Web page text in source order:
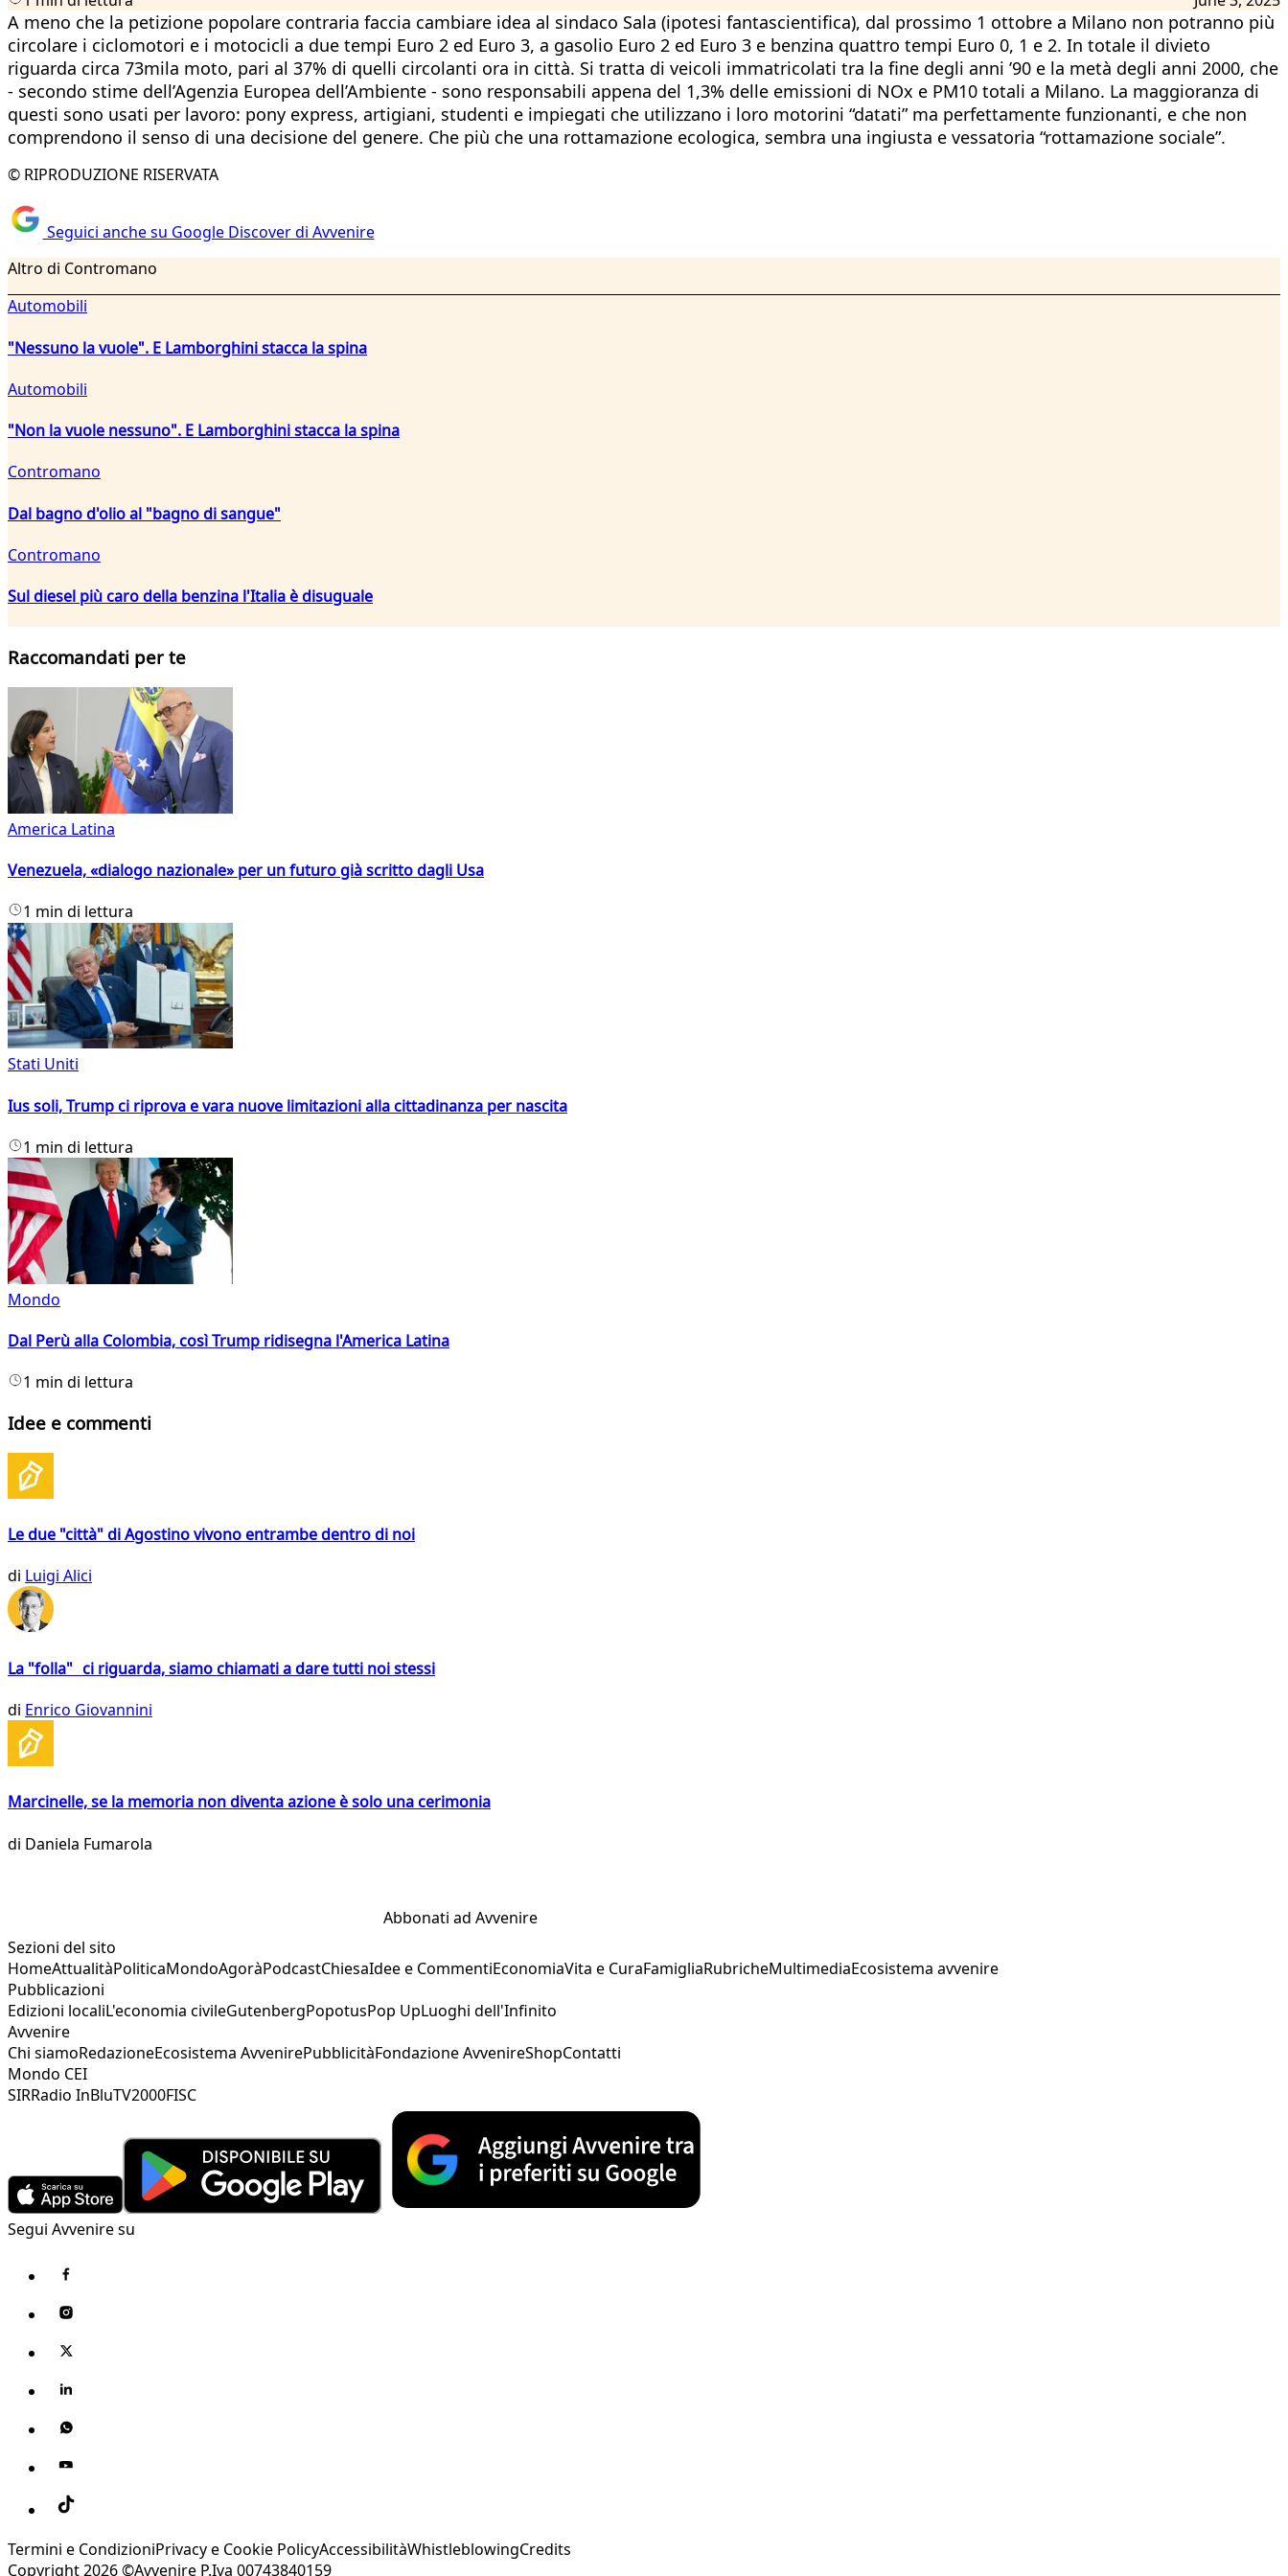
A meno che la petizione popolare contraria faccia cambiare idea al sindaco Sala (ipotesi fantascientifica), dal prossimo 1 ottobre a Milano non potranno più
circolare i ciclomotori e i motocicli a due tempi Euro 2 ed Euro 3, a gasolio Euro 2 ed Euro 3 e benzina quattro tempi Euro 0, 1 e 2. In totale il divieto
riguarda circa 73mila moto, pari al 37% di quelli circolanti ora in città. Si tratta di veicoli immatricolati tra la fine degli anni ’90 e la metà degli anni 2000, che
- secondo stime dell’Agenzia Europea dell’Ambiente - sono responsabili appena del 1,3% delle emissioni di NOx e PM10 totali a Milano. La maggioranza di
questi sono usati per lavoro: pony express, artigiani, studenti e impiegati che utilizzano i loro motorini “datati” ma perfettamente funzionanti, e che non
comprendono il senso di una decisione del genere. Che più che una rottamazione ecologica, sembra una ingiusta e vessatoria “rottamazione sociale”.
© RIPRODUZIONE RISERVATA
Seguici anche su Google Discover di Avvenire
Altro di Contromano
Automobili
"Nessuno la vuole". E Lamborghini stacca la spina
Automobili
"Non la vuole nessuno". E Lamborghini stacca la spina
Contromano
Dal bagno d'olio al "bagno di sangue"
Contromano
Sul diesel più caro della benzina l'Italia è disuguale
Raccomandati per te
America Latina
Venezuela, «dialogo nazionale» per un futuro già scritto dagli Usa
1 min di lettura
Stati Uniti
Ius soli, Trump ci riprova e vara nuove limitazioni alla cittadinanza per nascita
1 min di lettura
Mondo
Dal Perù alla Colombia, così Trump ridisegna l'America Latina
1 min di lettura
Idee e commenti
Le due "città" di Agostino vivono entrambe dentro di noi
di Luigi Alici
La "folla" ci riguarda, siamo chiamati a dare tutti noi stessi
di Enrico Giovannini
Marcinelle, se la memoria non diventa azione è solo una cerimonia
di Daniela Fumarola
Abbonati ad Avvenire
Sezioni del sito
HomeAttualitàPoliticaMondoAgoràPodcastChiesaIdee e CommentiEconomiaVita e CuraFamigliaRubricheMultimediaEcosistema avvenire
Pubblicazioni
Edizioni localiL'economia civileGutenbergPopotusPop UpLuoghi dell'Infinito
Avvenire
Chi siamoRedazioneEcosistema AvvenirePubblicitàFondazione AvvenireShopContatti
Mondo CEI
SIRRadio InBluTV2000FISC
Segui Avvenire su
Termini e CondizioniPrivacy e Cookie PolicyAccessibilitàWhistleblowingCredits
Copyright 2026 ©Avvenire P.Iva 00743840159